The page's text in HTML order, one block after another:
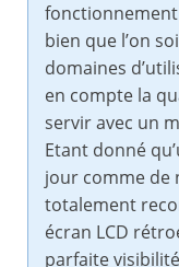
bien que l’on
domaines
en compte la
servir avec un
Etant donné
jour comme de
totalement
écran LCD
parfaite